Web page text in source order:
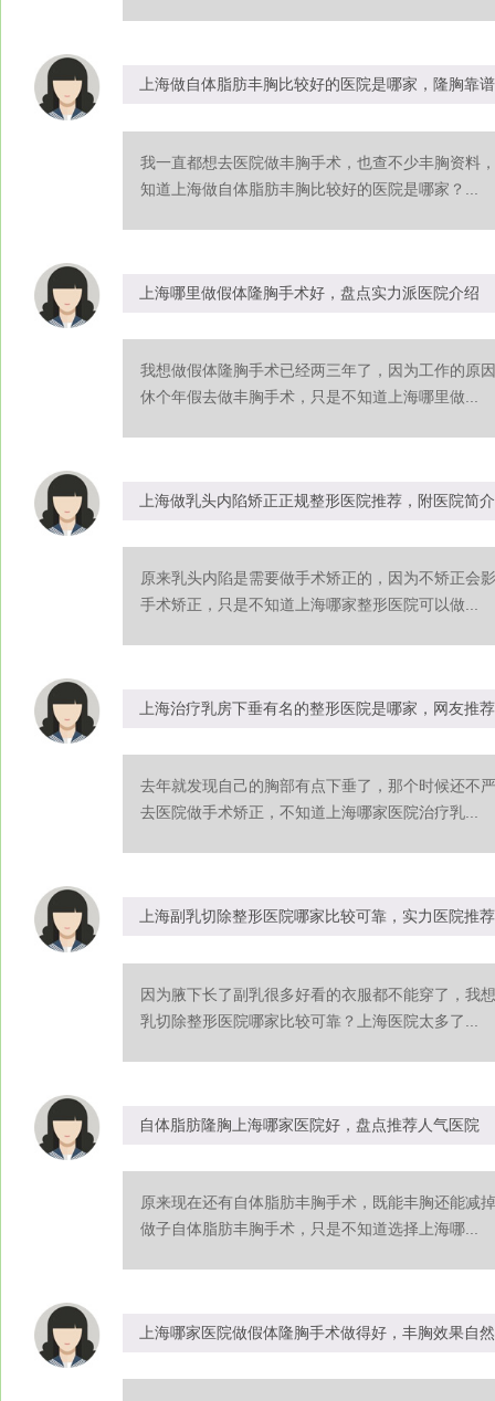
上海做自体脂肪丰胸比较好的医院是哪家，隆胸靠
我一直都想去医院做丰胸手术，也查不少丰胸资料
知道上海做自体脂肪丰胸比较好的医院是哪家？...
上海哪里做假体隆胸手术好，盘点实力派医院介绍
我想做假体隆胸手术已经两三年了，因为工作的原
休个年假去做丰胸手术，只是不知道上海哪里做...
上海做乳头内陷矫正正规整形医院推荐，附医院简介
原来乳头内陷是需要做手术矫正的，因为不矫正会
手术矫正，只是不知道上海哪家整形医院可以做...
上海治疗乳房下垂有名的整形医院是哪家，网友推
去年就发现自己的胸部有点下垂了，那个时候还不
去医院做手术矫正，不知道上海哪家医院治疗乳...
上海副乳切除整形医院哪家比较可靠，实力医院推
因为腋下长了副乳很多好看的衣服都不能穿了，我
乳切除整形医院哪家比较可靠？上海医院太多了...
自体脂肪隆胸上海哪家医院好，盘点推荐人气医院
原来现在还有自体脂肪丰胸手术，既能丰胸还能减
做子自体脂肪丰胸手术，只是不知道选择上海哪...
上海哪家医院做假体隆胸手术做得好，丰胸效果自